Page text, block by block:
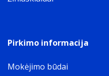
Pirkimo informacija
Mokėjimo būdai